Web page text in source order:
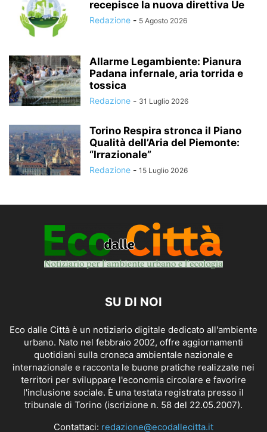
recepisce la nuova direttiva Ue
Redazione - 5 Agosto 2026
Allarme Legambiente: Pianura
Padana infernale, aria torrida e
tossica
Redazione - 31 Luglio 2026
Torino Respira stronca il Piano
Qualità dell’Aria del Piemonte:
“Irrazionale”
Redazione - 15 Luglio 2026
SU DI NOI
Eco dalle Città è un notiziario digitale dedicato all'ambiente
urbano. Nato nel febbraio 2002, offre aggiornamenti
quotidiani sulla cronaca ambientale nazionale e
internazionale e racconta le buone pratiche realizzate nei
territori per sviluppare l'economia circolare e favorire
l'inclusione sociale. È una testata registrata presso il
tribunale di Torino (iscrizione n. 58 del 22.05.2007).
Contattaci: redazione@ecodallecitta.it